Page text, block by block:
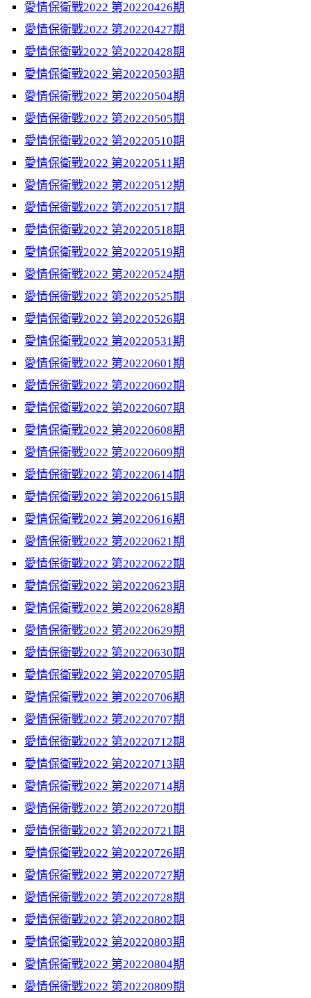
愛情保衛戰2022 第20220426期
愛情保衛戰2022 第20220427期
愛情保衛戰2022 第20220428期
愛情保衛戰2022 第20220503期
愛情保衛戰2022 第20220504期
愛情保衛戰2022 第20220505期
愛情保衛戰2022 第20220510期
愛情保衛戰2022 第20220511期
愛情保衛戰2022 第20220512期
愛情保衛戰2022 第20220517期
愛情保衛戰2022 第20220518期
愛情保衛戰2022 第20220519期
愛情保衛戰2022 第20220524期
愛情保衛戰2022 第20220525期
愛情保衛戰2022 第20220526期
愛情保衛戰2022 第20220531期
愛情保衛戰2022 第20220601期
愛情保衛戰2022 第20220602期
愛情保衛戰2022 第20220607期
愛情保衛戰2022 第20220608期
愛情保衛戰2022 第20220609期
愛情保衛戰2022 第20220614期
愛情保衛戰2022 第20220615期
愛情保衛戰2022 第20220616期
愛情保衛戰2022 第20220621期
愛情保衛戰2022 第20220622期
愛情保衛戰2022 第20220623期
愛情保衛戰2022 第20220628期
愛情保衛戰2022 第20220629期
愛情保衛戰2022 第20220630期
愛情保衛戰2022 第20220705期
愛情保衛戰2022 第20220706期
愛情保衛戰2022 第20220707期
愛情保衛戰2022 第20220712期
愛情保衛戰2022 第20220713期
愛情保衛戰2022 第20220714期
愛情保衛戰2022 第20220720期
愛情保衛戰2022 第20220721期
愛情保衛戰2022 第20220726期
愛情保衛戰2022 第20220727期
愛情保衛戰2022 第20220728期
愛情保衛戰2022 第20220802期
愛情保衛戰2022 第20220803期
愛情保衛戰2022 第20220804期
愛情保衛戰2022 第20220809期